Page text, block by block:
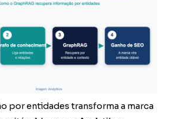
por entidades transforma a marca